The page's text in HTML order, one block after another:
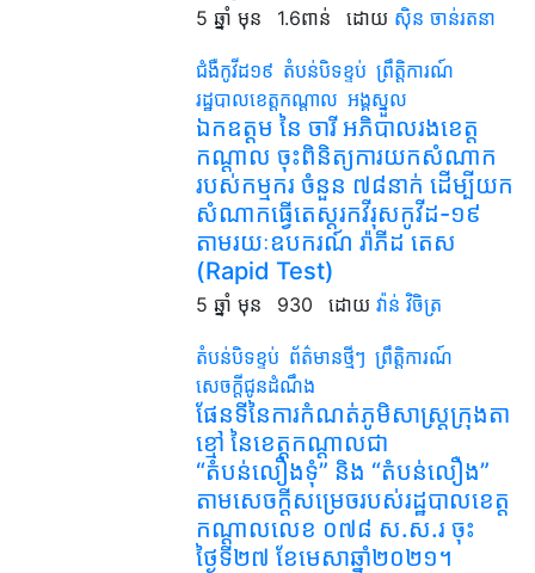
5 ឆ្នាំ មុន 1.6ពាន់ ដោយ ស៊ិន ចាន់រតនា
ជំងឺកូវីដ១៩ តំបន់បិទខ្ទប់ ព្រឹត្តិការណ៍
រដ្ឋបាលខេត្តកណ្តាល អង្គស្នួល
ឯកឧត្ដម នៃ ចារី អភិបាលរងខេត្ត
កណ្ដាល ចុះពិនិត្យការយកសំណាក
របស់កម្មករ ចំនួន ៧៨នាក់ ដើម្បីយក
សំណាកធ្វើតេស្តរកវីរុសកូវីដ-១៩
តាមរយៈឧបករណ៍ រ៉ាភីដ តេស
(Rapid Test)
5 ឆ្នាំ មុន 930 ដោយវ៉ាន់ វិចិត្រ
តំបន់បិទខ្ទប់ ព័ត៌មានថ្មីៗ ព្រឹត្តិការណ៍
សេចក្តីជូនដំណឹង
ផែនទីនៃការកំណត់ភូមិសាស្ត្រក្រុងតា
ខ្មៅ នៃខេត្តកណ្តាលជា
“តំបន់លឿងទុំ” និង “តំបន់លឿង”
តាមសេចក្ដីសម្រេចរបស់រដ្ឋបាលខេត្ត
កណ្ដាលលេខ ០៧៨ ស.ស.រ ចុះ
ថ្ងៃទី២៧ ខែមេសាឆ្នាំ២០២១។